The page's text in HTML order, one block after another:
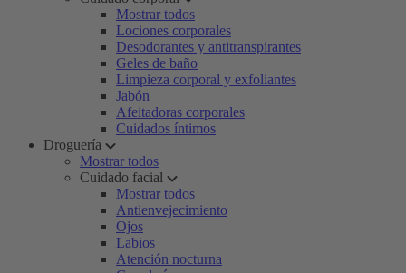
Mostrar todos
Lociones corporales
Desodorantes y antitranspirantes
Geles de baño
Limpieza corporal y exfoliantes
Jabón
Afeitadoras corporales
Cuidados íntimos
Droguería
Mostrar todos
Cuidado facial
Mostrar todos
Antienvejecimiento
Ojos
Labios
Atención nocturna